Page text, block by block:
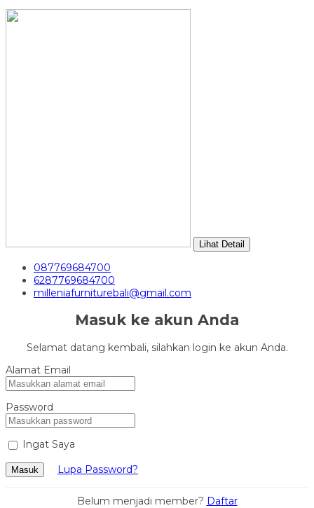
Lihat Detail
087769684700
6287769684700
milleniafurniturebali@gmail.com
Masuk ke akun Anda
Selamat datang kembali, silahkan login ke akun Anda.
Alamat Email
Password
Ingat Saya
Masuk Lupa Password?
Belum menjadi member? Daftar